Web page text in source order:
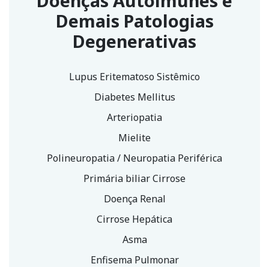
Demais Patologias
Degenerativas
Lupus Eritematoso Sistêmico
Diabetes Mellitus
Arteriopatia
Mielite
Polineuropatia / Neuropatia Periférica
Primária biliar Cirrose
Doença Renal
Cirrose Hepática
Asma
Enfisema Pulmonar